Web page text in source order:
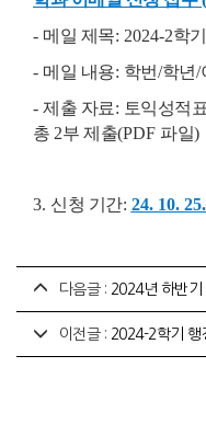
- 메일 제목: 2024-2학
- 메일 내용: 학번/학년/
- 제출 자료: 토익성적표
총 2부 제출(PDF 파일)
3. 신청 기간: 24. 10.
다음글 : 2024년 하반기
이전글 : 2024-2학기 행